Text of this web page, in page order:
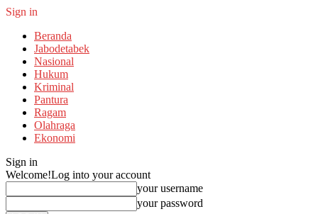
Sign in
Beranda
Jabodetabek
Nasional
Hukum
Kriminal
Pantura
Ragam
Olahraga
Ekonomi
Sign in
Welcome!Log into your account
your username
your password